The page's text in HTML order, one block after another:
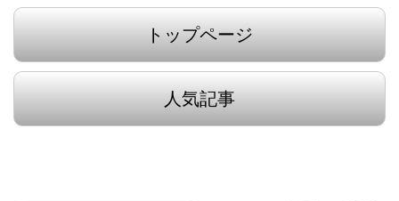
トップページ
人気記事